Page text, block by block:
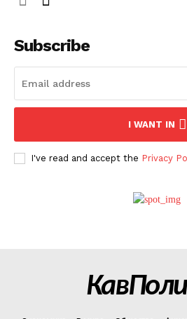
Subscribe
I WANT IN
I've read and accept the Privacy